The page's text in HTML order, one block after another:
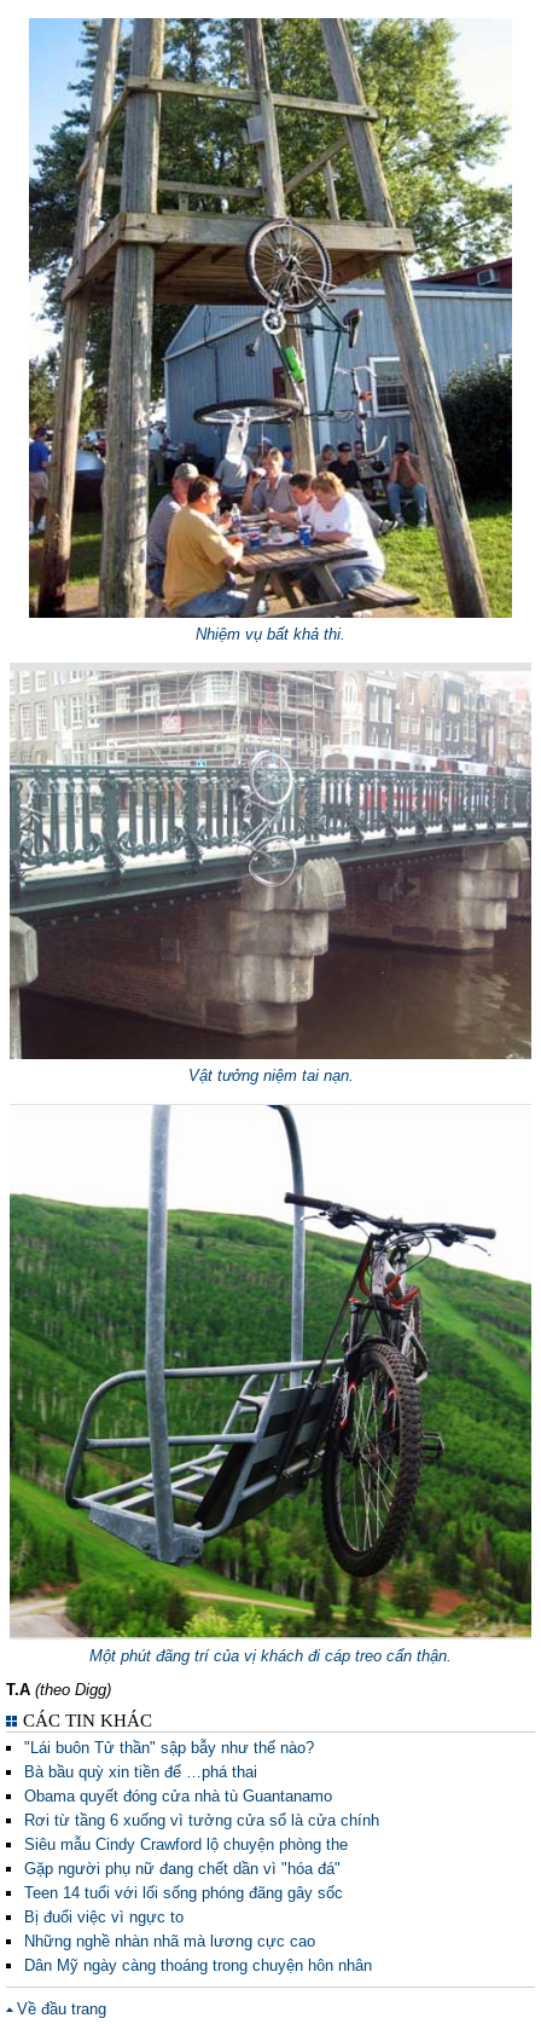
Nhiệm vụ bất khả thi.
Vật tưởng niệm tai nạn.
Một phút đãng trí của vị khách đi cáp treo cẩn thận.
T.A (theo Digg)
CÁC TIN KHÁC
"Lái buôn Tử thần" sập bẫy như thế nào?
Bà bầu quỳ xin tiền để …phá thai
Obama quyết đóng cửa nhà tù Guantanamo
Rơi từ tầng 6 xuống vì tưởng cửa sổ là cửa chính
Siêu mẫu Cindy Crawford lộ chuyện phòng the
Gặp người phụ nữ đang chết dần vì "hóa đá"
Teen 14 tuổi với lối sống phóng đãng gây sốc
Bị đuổi việc vì ngực to
Những nghề nhàn nhã mà lương cực cao
Dân Mỹ ngày càng thoáng trong chuyện hôn nhân
Về đầu trang